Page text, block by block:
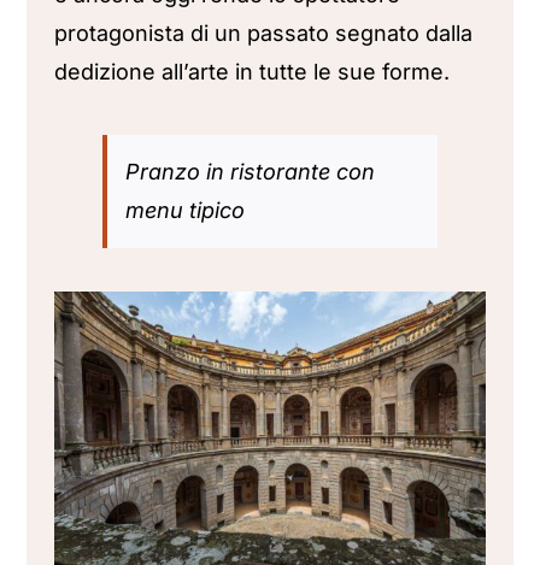
protagonista di un passato segnato dalla
dedizione all’arte in tutte le sue forme.
Pranzo in ristorante con
menu tipico